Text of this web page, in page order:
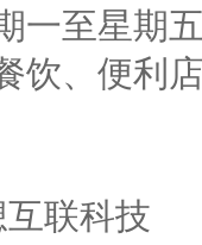
一至星期
饮、便利
联科技